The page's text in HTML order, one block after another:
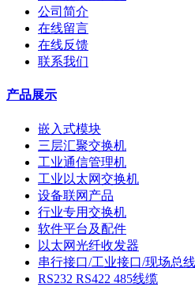
公司简介
在线留言
在线反馈
联系我们
产品展示
嵌入式模块
三层汇聚交换机
工业通信管理机
工业以太网交换机
设备联网产品
行业专用交换机
软件平台及配件
以太网光纤收发器
串行接口/工业接口/现场总线
RS232 RS422 485线缆